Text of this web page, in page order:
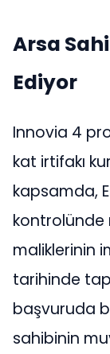
Arsa
Ediyor
Innovia 4
kat irtifakı
kapsamda,
kontrolünde
maliklerinin
tarihinde
başvuruda
sahibinin